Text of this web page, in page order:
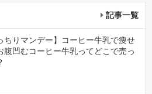
記事一覧
ちりマンデー】コーヒー牛乳で痩せ
腹凹むコーヒー牛乳ってどこで売っ